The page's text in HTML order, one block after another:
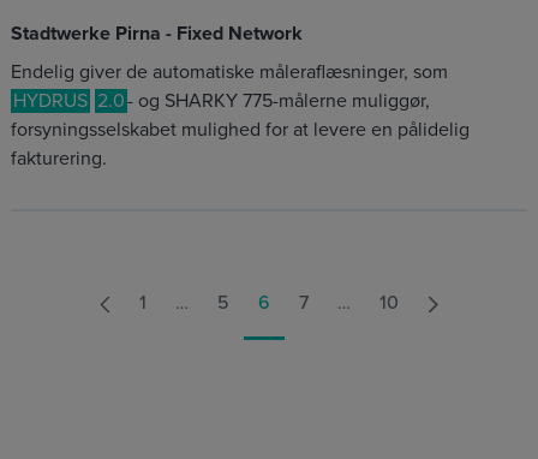
Stadtwerke Pirna - Fixed Network
Endelig giver de automatiske måleraflæsninger, som
HYDRUS 2.0- og SHARKY 775-målerne muliggør,
forsyningsselskabet mulighed for at levere en pålidelig
fakturering.
1 … 5 6 7 … 10